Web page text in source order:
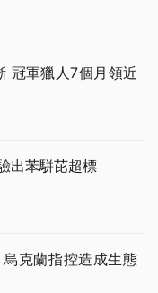
冠軍獵人7個月領近
出苯駢芘超標
克蘭指控造成生態